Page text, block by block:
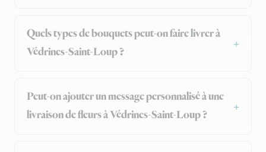
Quels types de bouquets peut-on faire livrer à
Védrines-Saint-Loup ?
Peut-on ajouter un message personnalisé à une
livraison de fleurs à Védrines-Saint-Loup ?